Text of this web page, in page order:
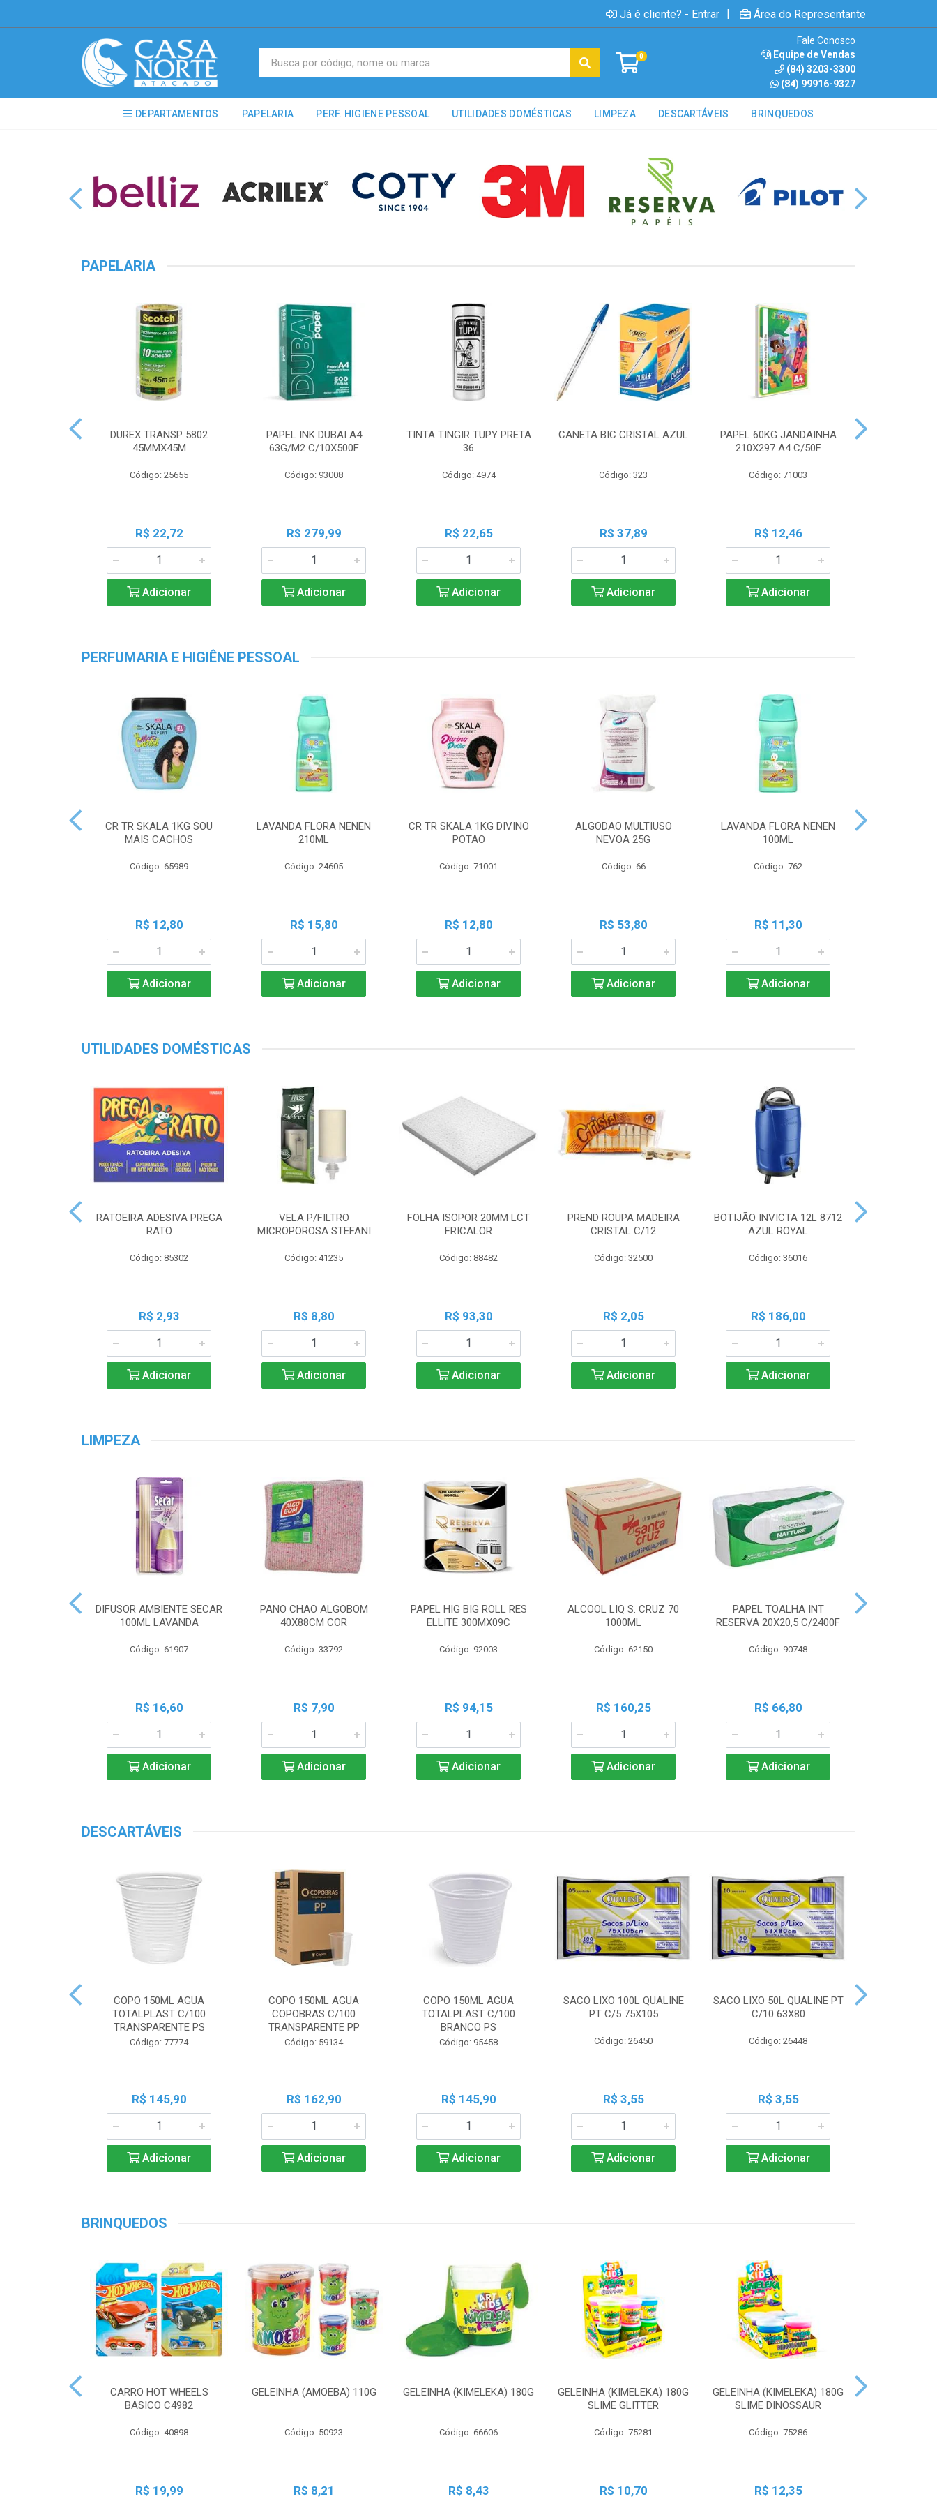
Já é cliente? - Entrar | Área do Representante
0
Fale Conosco
Equipe de Vendas
(84) 3203-3300
(84) 99916-9327
DEPARTAMENTOS PAPELARIA PERF. HIGIENE PESSOAL UTILIDADES DOMÉSTICAS LIMPEZA DESCARTÁVEIS BRINQUEDOS
PAPELARIA
DUREX TRANSP 5802
45MMX45M
Código: 25655
R$ 22,72
Adicionar
PAPEL INK DUBAI A4
63G/M2 C/10X500F
Código: 93008
R$ 279,99
Adicionar
TINTA TINGIR TUPY PRETA
36
Código: 4974
R$ 22,65
Adicionar
CANETA BIC CRISTAL AZUL
Código: 323
R$ 37,89
Adicionar
PAPEL 60KG JANDAINHA
210X297 A4 C/50F
Código: 71003
R$ 12,46
Adicionar
PERFUMARIA E HIGIÊNE PESSOAL
CR TR SKALA 1KG SOU
MAIS CACHOS
Código: 65989
R$ 12,80
Adicionar
LAVANDA FLORA NENEN
210ML
Código: 24605
R$ 15,80
Adicionar
CR TR SKALA 1KG DIVINO
POTAO
Código: 71001
R$ 12,80
Adicionar
ALGODAO MULTIUSO
NEVOA 25G
Código: 66
R$ 53,80
Adicionar
LAVANDA FLORA NENEN
100ML
Código: 762
R$ 11,30
Adicionar
UTILIDADES DOMÉSTICAS
RATOEIRA ADESIVA PREGA
RATO
Código: 85302
R$ 2,93
Adicionar
VELA P/FILTRO
MICROPOROSA STEFANI
Código: 41235
R$ 8,80
Adicionar
FOLHA ISOPOR 20MM LCT
FRICALOR
Código: 88482
R$ 93,30
Adicionar
PREND ROUPA MADEIRA
CRISTAL C/12
Código: 32500
R$ 2,05
Adicionar
BOTIJÃO INVICTA 12L 8712
AZUL ROYAL
Código: 36016
R$ 186,00
Adicionar
LIMPEZA
DIFUSOR AMBIENTE SECAR
100ML LAVANDA
Código: 61907
R$ 16,60
Adicionar
PANO CHAO ALGOBOM
40X88CM COR
Código: 33792
R$ 7,90
Adicionar
PAPEL HIG BIG ROLL RES
ELLITE 300MX09C
Código: 92003
R$ 94,15
Adicionar
ALCOOL LIQ S. CRUZ 70
1000ML
Código: 62150
R$ 160,25
Adicionar
PAPEL TOALHA INT
RESERVA 20X20,5 C/2400F
Código: 90748
R$ 66,80
Adicionar
DESCARTÁVEIS
COPO 150ML AGUA
TOTALPLAST C/100
TRANSPARENTE PS
Código: 77774
R$ 145,90
Adicionar
COPO 150ML AGUA
COPOBRAS C/100
TRANSPARENTE PP
Código: 59134
R$ 162,90
Adicionar
COPO 150ML AGUA
TOTALPLAST C/100
BRANCO PS
Código: 95458
R$ 145,90
Adicionar
SACO LIXO 100L QUALINE
PT C/5 75X105
Código: 26450
R$ 3,55
Adicionar
SACO LIXO 50L QUALINE PT
C/10 63X80
Código: 26448
R$ 3,55
Adicionar
BRINQUEDOS
CARRO HOT WHEELS
BASICO C4982
Código: 40898
R$ 19,99
GELEINHA (AMOEBA) 110G
Código: 50923
R$ 8,21
GELEINHA (KIMELEKA) 180G
Código: 66606
R$ 8,43
GELEINHA (KIMELEKA) 180G
SLIME GLITTER
Código: 75281
R$ 10,70
GELEINHA (KIMELEKA) 180G
SLIME DINOSSAUR
Código: 75286
R$ 12,35